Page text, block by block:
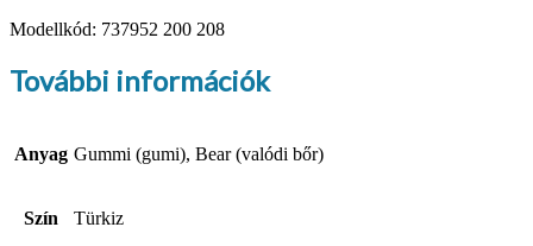
Modellkód: 737952 200 208
További információk
Anyag Gummi (gumi), Bear (valódi bőr)
Szín Türkiz